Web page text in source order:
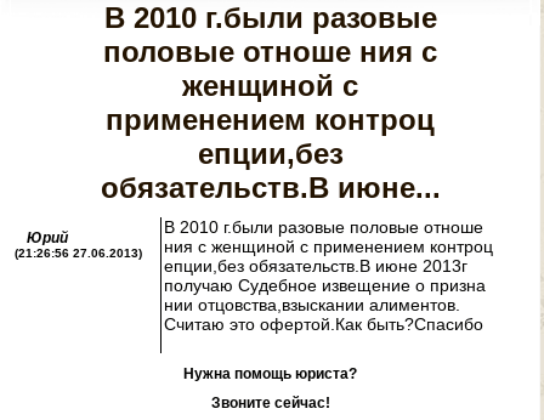
КОНТАКТЫ
ЮРИДИЧЕСКИЕ
СТАТЬИ
В 2010 г.были разовые
половые отноше ния с
женщиной с
применением контроц
епции,без
обязательств.В июне...
Юрий
(21:26:56 27.06.2013)
В 2010 г.были разовые половые отноше
ния с женщиной с применением контроц
епции,без обязательств.В июне 2013г
получаю Судебное извещение о призна
нии отцовства,взыскании алиментов.
Считаю это офертой.Как быть?Спасибо
Нужна помощь юриста?
Звоните сейчас!